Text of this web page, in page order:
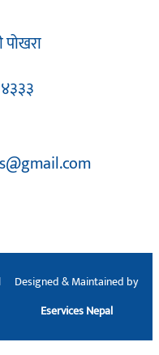
Designed & Maintained by
Eservices Nepal